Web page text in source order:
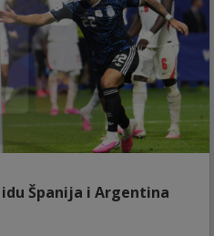
Španija i Argentina